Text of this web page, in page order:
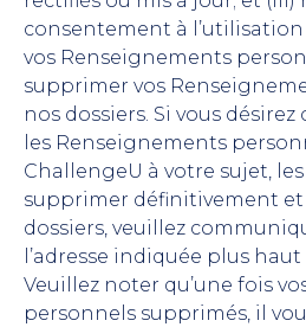
consentement à
vos Renseignements
supprimer vos
nos dossiers. Si vous
les Renseignements
ChallengeU à votre sujet,
supprimer définitivement
dossiers, veuillez
l’adresse indiquée plus
Veuillez noter qu’une fois
personnels supprimés, il